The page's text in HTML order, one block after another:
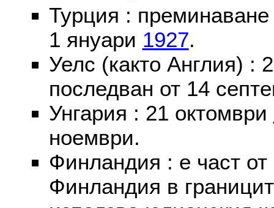
Турция :
1 януари 1927.
Уелс (както Англия) :
последван от 14
Унгария : 21 октомври
ноември.
Финландия : е част
Финландия в